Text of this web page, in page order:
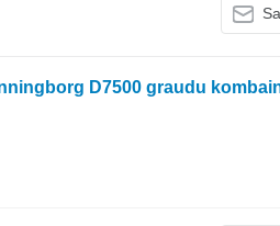
D7500 graudu